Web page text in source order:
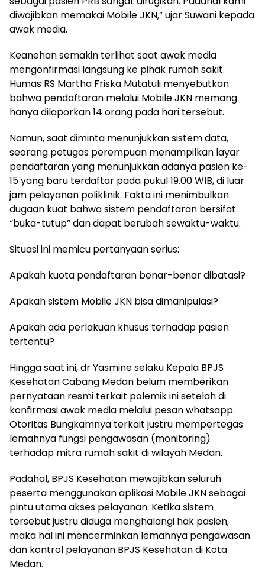
diwajibkan memakai Mobile JKN,” ujar Suwani kepada
awak media.
Keanehan semakin terlihat saat awak media
mengonfirmasi langsung ke pihak rumah sakit.
Humas RS Martha Friska Mutatuli menyebutkan
bahwa pendaftaran melalui Mobile JKN memang
hanya dilaporkan 14 orang pada hari tersebut.
Namun, saat diminta menunjukkan sistem data,
seorang petugas perempuan menampilkan layar
pendaftaran yang menunjukkan adanya pasien ke-
15 yang baru terdaftar pada pukul 19.00 WIB, di luar
jam pelayanan poliklinik. Fakta ini menimbulkan
dugaan kuat bahwa sistem pendaftaran bersifat
“buka-tutup” dan dapat berubah sewaktu-waktu.
Situasi ini memicu pertanyaan serius:
Apakah kuota pendaftaran benar-benar dibatasi?
Apakah sistem Mobile JKN bisa dimanipulasi?
Apakah ada perlakuan khusus terhadap pasien
tertentu?
Hingga saat ini, dr Yasmine selaku Kepala BPJS
Kesehatan Cabang Medan belum memberikan
pernyataan resmi terkait polemik ini setelah di
konfirmasi awak media melalui pesan whatsapp.
Otoritas Bungkamnya terkait justru mempertegas
lemahnya fungsi pengawasan (monitoring)
terhadap mitra rumah sakit di wilayah Medan.
Padahal, BPJS Kesehatan mewajibkan seluruh
peserta menggunakan aplikasi Mobile JKN sebagai
pintu utama akses pelayanan. Ketika sistem
tersebut justru diduga menghalangi hak pasien,
maka hal ini mencerminkan lemahnya pengawasan
dan kontrol pelayanan BPJS Kesehatan di Kota
Medan.